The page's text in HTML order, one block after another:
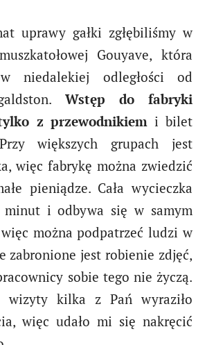
uprawy gałki zgłębiliśmy w
Gouyave, która
niedalekiej odległości od
Wstęp do fabryki
z przewodnikiem i bilet
większych grupach jest
więc fabrykę można zwiedzić
pieniądze. Cała wycieczka
i odbywa się w samym
można podpatrzeć ludzi w
zabronione jest robienie zdjęć,
sobie tego nie życzą.
wizyty kilka z Pań wyraziło
więc udało mi się nakręcić